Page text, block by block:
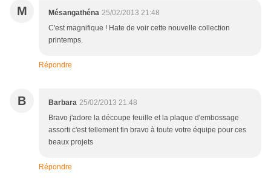
M Mésangathéna 25/02/2013 21:48
C'est magnifique ! Hate de voir cette nouvelle collection
printemps.
Répondre
B Barbara 25/02/2013 21:48
Bravo j'adore la découpe feuille et la plaque d'embossage
assorti c'est tellement fin bravo à toute votre équipe pour ces
beaux projets
Répondre